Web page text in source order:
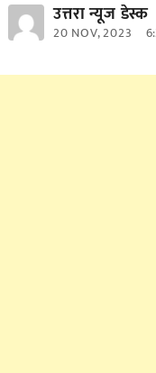
उत्तरा न्यूज डेस्क
20 NOV, 2023